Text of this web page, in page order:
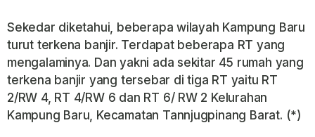
Sekedar diketahui, beberapa wilayah Kampung Baru
turut terkena banjir. Terdapat beberapa RT yang
mengalaminya. Dan yakni ada sekitar 45 rumah yang
terkena banjir yang tersebar di tiga RT yaitu RT
2/RW 4, RT 4/RW 6 dan RT 6/ RW 2 Kelurahan
Kampung Baru, Kecamatan Tannjugpinang Barat. (*)